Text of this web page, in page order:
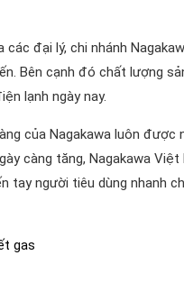
đại lý, chi nhánh
Bên cạnh đó chất lượng
lạnh ngày nay.
của Nagakawa luôn
càng tăng, Nagakawa
người tiêu dùng nhanh
gas